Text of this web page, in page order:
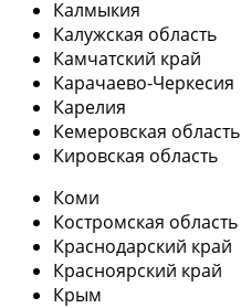
Калмыкия
Калужская область
Камчатский край
Карачаево-Черкесия
Карелия
Кемеровская область
Кировская область
Коми
Костромская область
Краснодарский край
Красноярский край
Крым